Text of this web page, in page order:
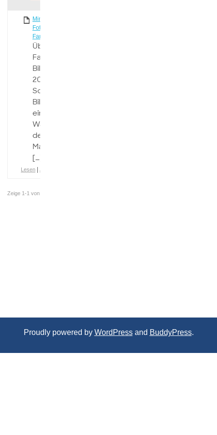
Minimalismus in der
Fotografie – Über
Farbflächen I
Über
Farbflächen I
Bildbesprechung
2016 Hendrik
Schevren: Das
Bild versteh’ ich
einfach nicht.
Was soll das
denn bedeuten?
Martin Knigge:
[…]
Lesen | Aktivitätsverlauf
Zeige 1-1 von
Proudly powered by WordPressand BuddyPress.